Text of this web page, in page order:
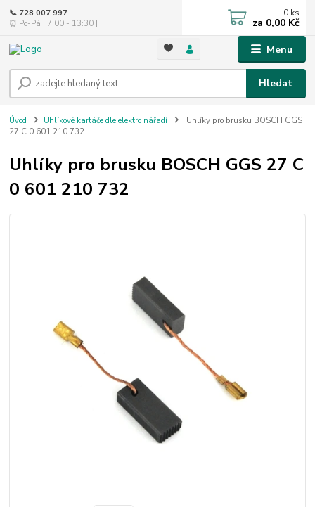
Menu
Hledat
📞 728 007 997
⏰ Po-Pá | 7:00 - 13:30 |
0 ks
za 0,00 Kč
Úvod Uhlíkové kartáče dle elektro nářadí
Uhlíky pro brusku BOSCH GGS
27 C 0 601 210 732
Uhlíky pro brusku BOSCH GGS 27 C
0 601 210 732